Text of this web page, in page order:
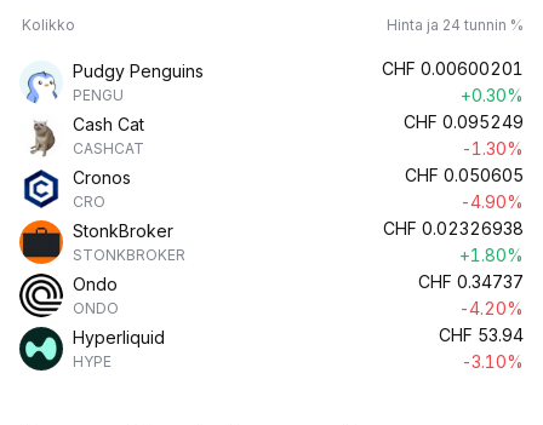
Kolikko Hinta ja 24 tunnin %
Pudgy Penguins
PENGU
CHF 0.00600201
+0.30%
Cash Cat
CASHCAT
CHF 0.095249
-1.30%
Cronos
CRO
CHF 0.050605
-4.90%
StonkBroker
STONKBROKER
CHF 0.02326938
+1.80%
Ondo
ONDO
CHF 0.34737
-4.20%
Hyperliquid
HYPE
CHF 53.94
-3.10%